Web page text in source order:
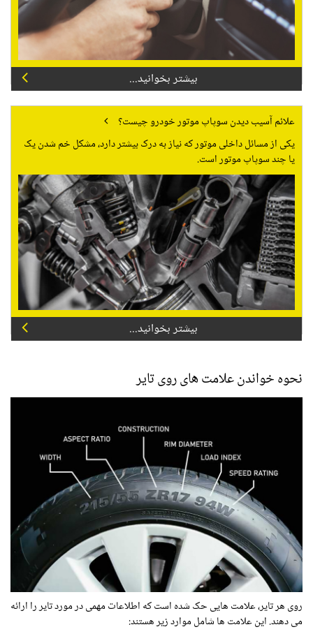
بیشتر بخوانید...
علائم آسیب دیدن سوپاپ موتور خودرو چیست؟
یکی از مسائل داخلی موتور که نیاز به درک بیشتر دارد، مشکل خم شدن یک
یا چند سوپاپ موتور است.
بیشتر بخوانید...
نحوه خواندن علامت های روی تایر
روی هر تایر، علامت هایی حک شده است که اطلاعات مهمی در مورد تایر را ارائه
می دهند. این علامت ها شامل موارد زیر هستند: